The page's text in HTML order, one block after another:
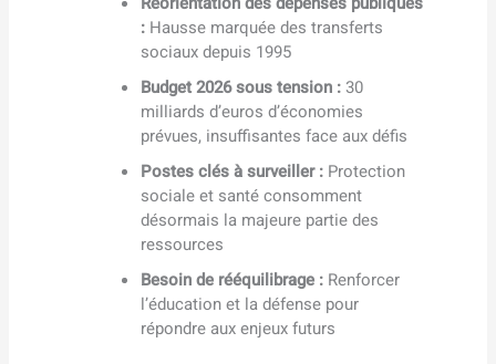
: Hausse marquée des transferts
sociaux depuis 1995
Budget 2026 sous tension : 30
milliards d’euros d’économies
prévues, insuffisantes face aux défis
Postes clés à surveiller : Protection
sociale et santé consomment
désormais la majeure partie des
ressources
Besoin de rééquilibrage : Renforcer
l’éducation et la défense pour
répondre aux enjeux futurs